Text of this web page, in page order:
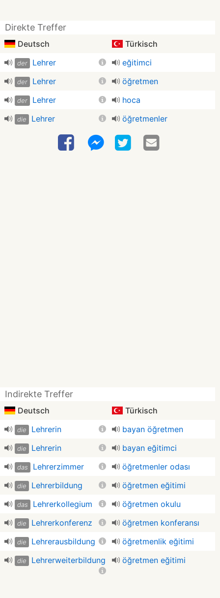
Direkte Treffer
Deutsch Türkisch
der Lehrer eğitimci
der Lehrer öğretmen
der Lehrer hoca
die Lehrer öğretmenler
Indirekte Treffer
Deutsch Türkisch
die Lehrerin bayan öğretmen
die Lehrerin bayan eğitimci
das Lehrerzimmer öğretmenler odası
die Lehrerbildung öğretmen eğitimi
das Lehrerkollegium öğretmen okulu
die Lehrerkonferenz öğretmen konferansı
die Lehrerausbildung öğretmenlik eğitimi
die Lehrerweiterbildung öğretmen eğitimi